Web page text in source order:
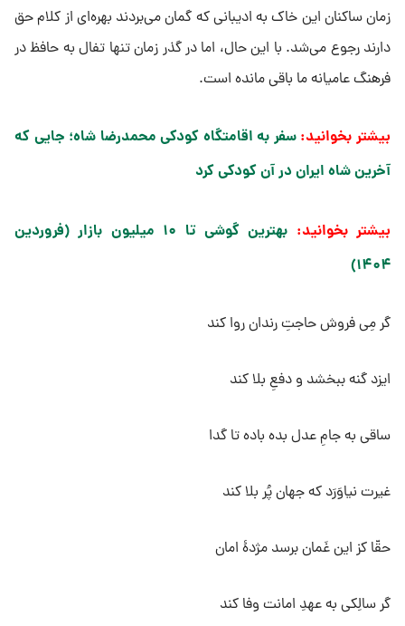
زمان ساکنان این خاک به ادیبانی که گمان می‌بردند بهره‌ای از کلام حق
دارند رجوع می‌شد. با این حال، اما در گذر زمان تنها تفال به حافظ در
فرهنگ عامیانه ما باقی مانده است.
بیشتر بخوانید: سفر به اقامتگاه کودکی محمدرضا شاه؛ جایی که
آخرین شاه ایران در آن کودکی کرد
بیشتر بخوانید:
بهترین گوشی تا ۱۰ میلیون بازار (فروردین
۱۴۰۴)
گر مِی فروش حاجتِ رندان روا کند
ایزد گنه ببخشد و دفعِ بلا کند
ساقی به جامِ عدل بده باده تا گدا
غیرت نیاوَرَد که جهان پُر بلا کند
حقّا کز این غَمان برسد مژدهٔ امان
گر سالِکی به عهدِ امانت وفا کند